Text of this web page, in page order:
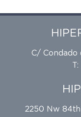
C/ Condado
2250 Nw 84th